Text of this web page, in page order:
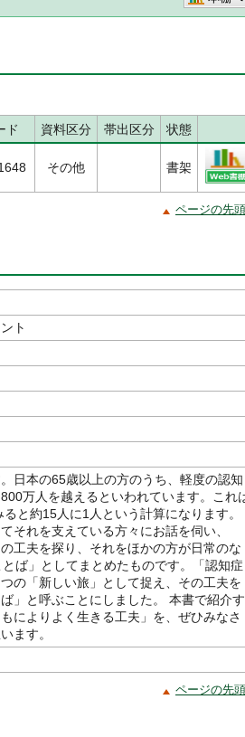
ド 資料区分 帯出区分 状態
その他 書架
ページの先
ト
日本の65歳以上の方のうち、軽度の認知
万人を越えるといわれています。これ
と約15人に1人という計算になります。
それを支えている方々にお話を伺い、
工夫を探り、それをほかの方が日常のな
ば」としてまとめたものです。「認知症
の「新しい旅」として捉え、その工夫を
」と呼ぶことにしました。 本書で紹介す
によりよく生きる工夫」を、ぜひみなさ
ます。
ページの先